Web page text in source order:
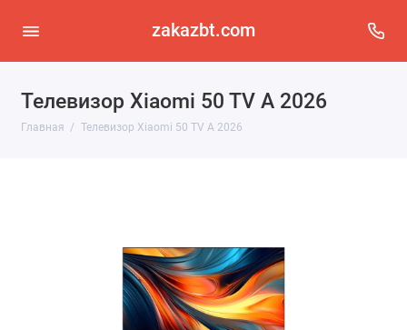
zakazbt.com
Телевизор Xiaomi 50 TV A 2026
Главная Телевизор Xiaomi 50 TV A 2026